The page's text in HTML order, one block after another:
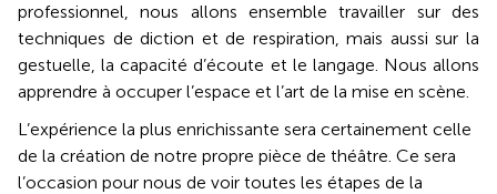
professionnel, nous allons ensemble travailler sur des
techniques de diction et de respiration, mais aussi sur la
gestuelle, la capacité d’écoute et le langage. Nous allons
apprendre à occuper l’espace et l’art de la mise en scène.
L’expérience la plus enrichissante sera certainement celle
de la création de notre propre pièce de théâtre. Ce sera
l’occasion pour nous de voir toutes les étapes de la